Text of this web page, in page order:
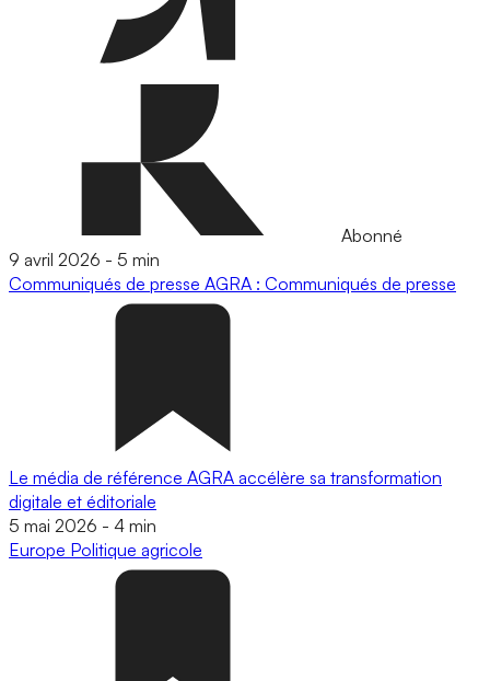
Abonné
9 avril 2026 - 5 min
Communiqués de presse AGRA : Communiqués de presse
Le média de référence AGRA accélère sa transformation
digitale et éditoriale
5 mai 2026 - 4 min
Europe Politique agricole